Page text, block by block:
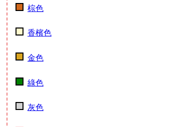
棕色
香檳色
金色
綠色
灰色